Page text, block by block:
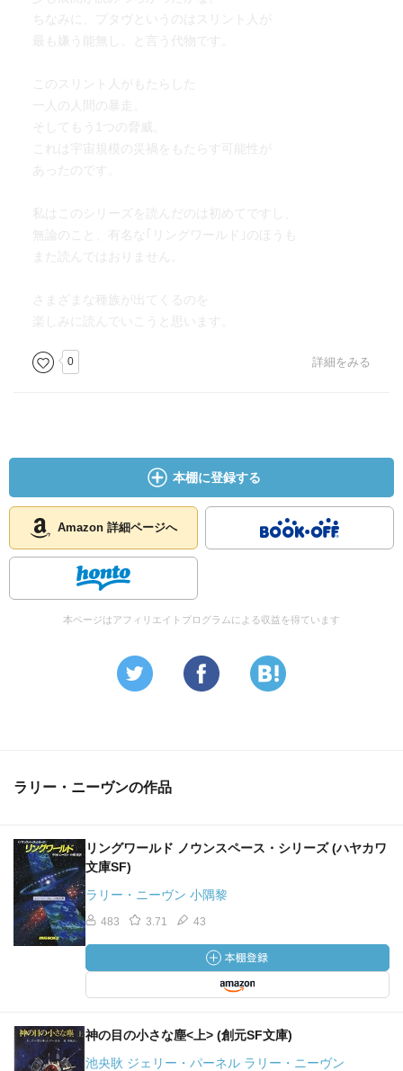
ちなみに、プタヴというのはスリント人が
最も嫌う能無し、と言う代物です。
このスリント人がもたらした
一人の人間の暴走。
そしてもう1つの脅威。
これは宇宙規模の災禍をもたらす可能性が
あったのです。
私はこのシリーズを読んだのは初めてですし、
無論のこと、有名な｢リングワールド｣のほうも
また読んではおりません。
さまざまな種族が出てくるのを
楽しみに読んでいこうと思います。
0 詳細をみる
本棚に登録する
Amazon 詳細ページへ
本ページはアフィリエイトプログラムによる収益を得ています
ラリー・ニーヴンの作品
リングワールド ノウンスペース・シリーズ (ハヤカワ
文庫SF)
ラリー・ニーヴン 小隅黎
483 3.71 43
神の目の小さな塵<上> (創元SF文庫)
池央耿 ジェリー・パーネル ラリー・ニーヴン